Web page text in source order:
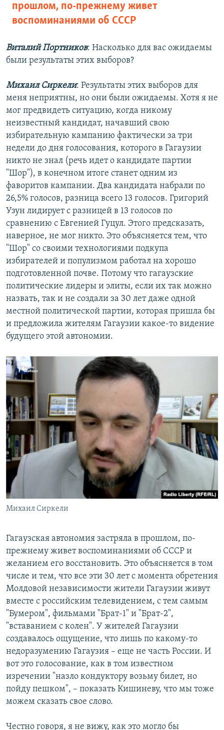
прошлом, по-прежнему живет
воспоминаниями об СССР
Виталий Портников: Насколько для вас ожидаемы
были результаты этих выборов?
Михаил Сиркели: Результаты этих выборов для
меня неприятны, но они были ожидаемы. Хотя я не
мог предвидеть ситуацию, когда никому
неизвестный кандидат, начавший свою
избирательную кампанию фактически за три
недели до дня голосования, которого в Гагаузии
никто не знал (речь идет о кандидате партии
"Шор"), в конечном итоге станет одним из
фаворитов кампании. Два кандидата набрали по
26,5% голосов, разница всего 13 голосов. Григорий
Узун лидирует с разницей в 13 голосов по
сравнению с Евгенией Гуцул. Этого предсказать,
наверное, не мог никто. Это объясняется тем, что
"Шор" со своими технологиями подкупа
избирателей и популизмом работал на хорошо
подготовленной почве. Потому что гагаузские
политические лидеры и элиты, если их так можно
назвать, так и не создали за 30 лет даже одной
местной политической партии, которая пришла бы
и предложила жителям Гагаузии какое-то видение
будущего этой автономии.
Михаил Сиркели
Гагаузская автономия застряла в прошлом, по-
прежнему живет воспоминаниями об СССР и
желанием его восстановить. Это объясняется в том
числе и тем, что все эти 30 лет с момента обретения
Молдовой независимости жители Гагаузии живут
вместе с российским телевидением, с тем самым
"Бумером", фильмами "Брат-1" и "Брат-2",
"вставанием с колен". У жителей Гагаузии
создавалось ощущение, что лишь по какому-то
недоразумению Гагаузия – еще не часть России. И
вот это голосование, как в том известном
изречении "назло кондуктору возьму билет, но
пойду пешком", – показать Кишиневу, что мы тоже
можем сказать свое слово.
Честно говоря, я не вижу, как это могло бы